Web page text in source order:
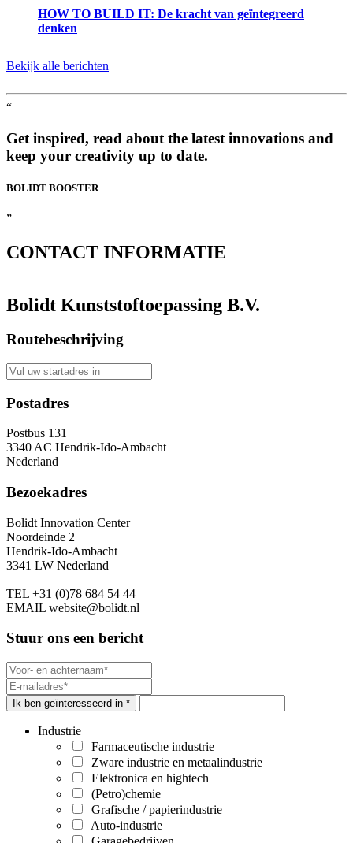
HOW TO BUILD IT: De kracht van geïntegreerd
denken
Bekijk alle berichten
“
Get inspired, read about the latest innovations and
keep your creativity up to date.
BOLIDT BOOSTER
”
CONTACT INFORMATIE
Bolidt Kunststoftoepassing B.V.
Routebeschrijving
Postadres
Postbus 131
3340 AC Hendrik-Ido-Ambacht
Nederland
Bezoekadres
Bolidt Innovation Center
Noordeinde 2
Hendrik-Ido-Ambacht
3341 LW Nederland
TEL +31 (0)78 684 54 44
EMAIL website@bolidt.nl
Stuur ons een bericht
Ik ben geïnteresseerd in *
Industrie
Farmaceutische industrie
Zware industrie en metaalindustrie
Elektronica en hightech
(Petro)chemie
Grafische / papierindustrie
Auto-industrie